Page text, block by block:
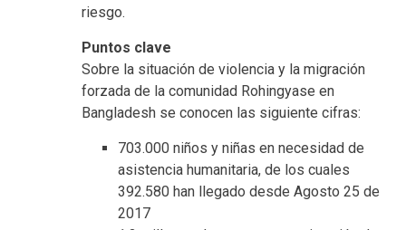
riesgo.
Puntos clave
Sobre la situación de violencia y la migración
forzada de la comunidad Rohingyase en
Bangladesh se conocen las siguiente cifras:
703.000 niños y niñas en necesidad de
asistencia humanitaria, de los cuales
392.580 han llegado desde Agosto 25 de
2017